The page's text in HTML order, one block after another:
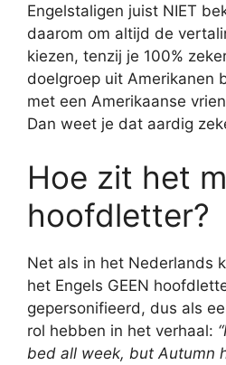
Engelstaligen juist NIET
daarom om altijd de
kiezen, tenzij je 100%
doelgroep uit Amerikanen
met een Amerikaanse
Dan weet je dat aardig
Hoe zit het
hoofdletter?
Net als in het Nederlands
het Engels GEEN
gepersonifieerd, dus als
rol hebben in het verhaal:
bed all week, but Autumn